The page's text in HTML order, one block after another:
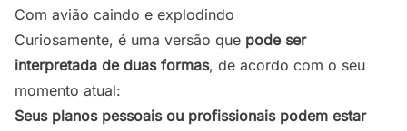
Com avião caindo e explodindo
Curiosamente, é uma versão que pode ser
interpretada de duas formas, de acordo com o seu
momento atual:
Seus planos pessoais ou profissionais podem estar